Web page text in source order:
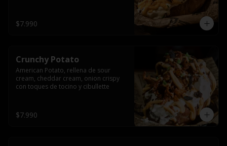
$7.990
Crunchy Potato
American Potato, rellena de sour
cream, cheddar cream, onion crispy
con toques de tocino y cibullette
$7.990